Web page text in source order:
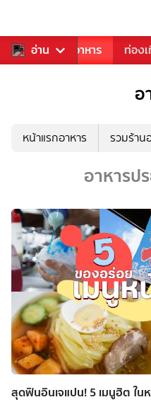
อ่าน
การเพลง อาหาร ท่อง
อ
หน้าแรกอาหาร รวมร้าน
อาหารป
สุดฟินอินเจแปน! 5 เมนูฮิต ใ